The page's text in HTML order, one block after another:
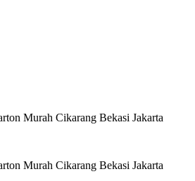
Murah Cikarang Bekasi Jakarta
Murah Cikarang Bekasi Jakarta